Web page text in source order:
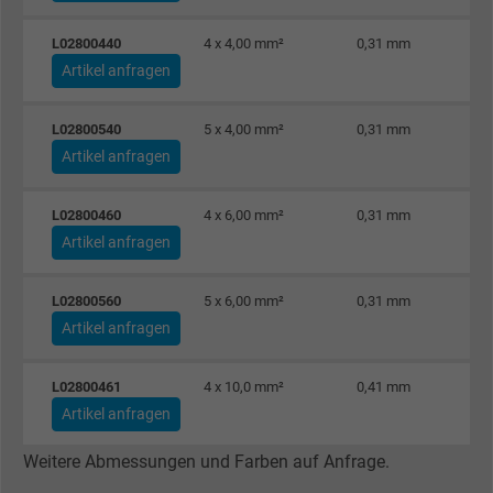
Name NID, Google Maps
Laufzeit 6 Monate
Zweck
eines wiederkehrenden Benutzers
Die ID wird für gezielte Werbung genutzt.
Name _fbp, Facebook Pixel
Laufzeit 1 Jahr
Cookie von Facebook für Website-Analyse,
L02800440 4 x 4,00 mm² 0,31 mm
Artikel anfragen
L02800540 5 x 4,00 mm² 0,31 mm
Artikel anfragen
L02800460 4 x 6,00 mm² 0,31 mm
Artikel anfragen
L02800560 5 x 6,00 mm² 0,31 mm
Artikel anfragen
L02800461 4 x 10,0 mm² 0,41 mm
Artikel anfragen
Weitere Abmessungen und Farben auf Anfrage.